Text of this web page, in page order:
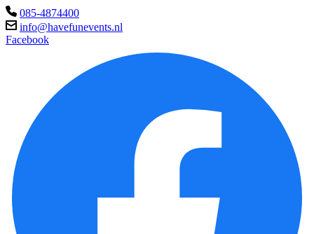
085-4874400
info@havefunevents.nl
Facebook